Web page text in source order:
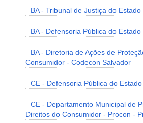
BA - Tribunal de Justiça do
BA - Defensoria Pública do
BA - Diretoria de Ações de
Consumidor - Codecon Salvador
CE - Defensoria Pública do
CE - Departamento Municipal de
Direitos do Consumidor - Procon -